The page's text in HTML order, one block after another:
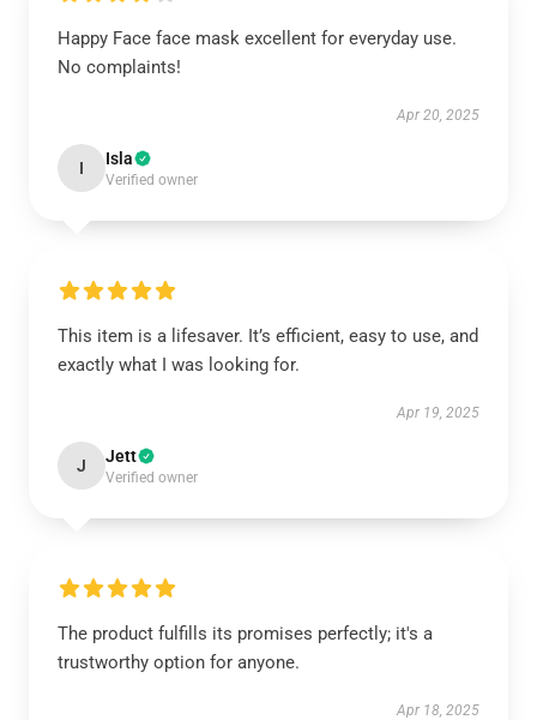
Happy Face face mask excellent for everyday use.
No complaints!
Apr 20, 2025
I Isla
Verified owner
This item is a lifesaver. It’s efficient, easy to use, and
exactly what I was looking for.
Apr 19, 2025
J Jett
Verified owner
The product fulfills its promises perfectly; it's a
trustworthy option for anyone.
Apr 18, 2025